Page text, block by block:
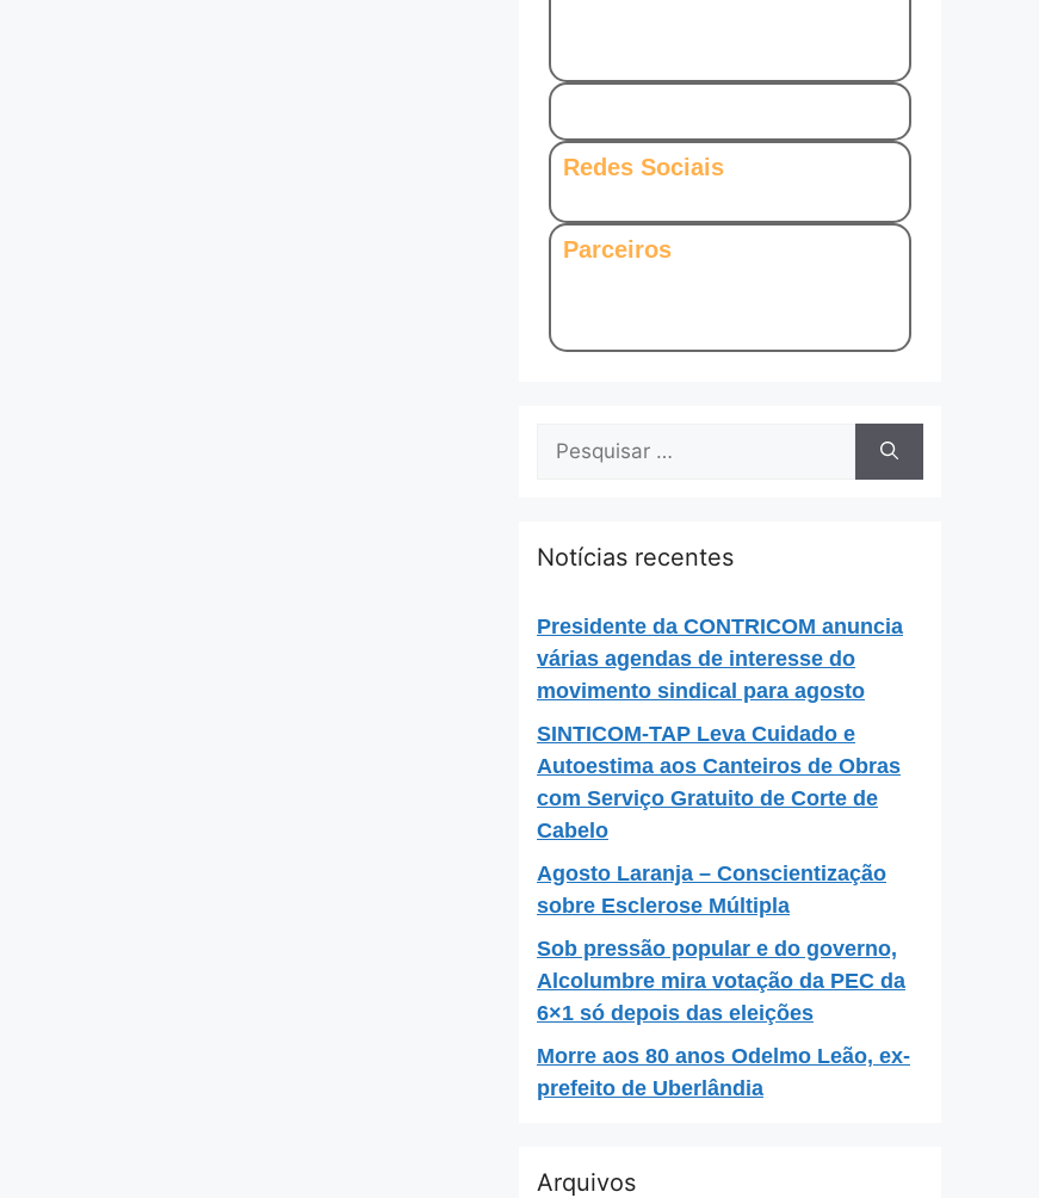
Redes Sociais
Parceiros
Notícias recentes
Presidente da CONTRICOM anuncia
várias agendas de interesse do
movimento sindical para agosto
SINTICOM-TAP Leva Cuidado e
Autoestima aos Canteiros de Obras
com Serviço Gratuito de Corte de
Cabelo
Agosto Laranja – Conscientização
sobre Esclerose Múltipla
Sob pressão popular e do governo,
Alcolumbre mira votação da PEC da
6×1 só depois das eleições
Morre aos 80 anos Odelmo Leão, ex-
prefeito de Uberlândia
Arquivos